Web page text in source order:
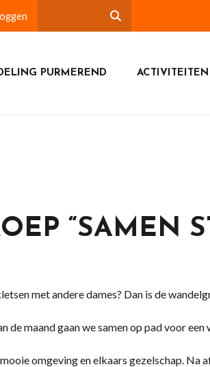
PURMEREND ACTIVITEITEN
“SAMEN
met andere dames? Dan is de
de maand gaan we samen op pad voor
omgeving en elkaars gezelschap. Na